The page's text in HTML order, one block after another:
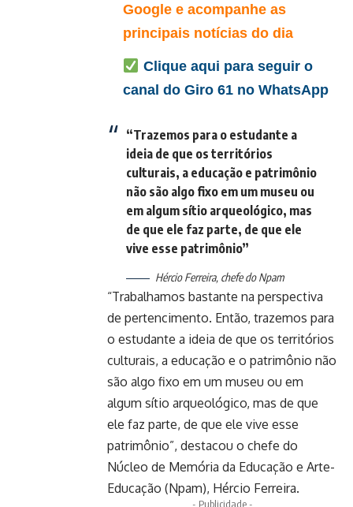
Google e acompanhe as
principais notícias do dia
Clique aqui para seguir o
canal do Giro 61 no WhatsApp
“Trazemos para o estudante a
ideia de que os territórios
culturais, a educação e patrimônio
não são algo fixo em um museu ou
em algum sítio arqueológico, mas
de que ele faz parte, de que ele
vive esse patrimônio”
Hércio Ferreira, chefe do Npam
“Trabalhamos bastante na perspectiva
de pertencimento. Então, trazemos para
o estudante a ideia de que os territórios
culturais, a educação e o patrimônio não
são algo fixo em um museu ou em
algum sítio arqueológico, mas de que
ele faz parte, de que ele vive esse
patrimônio”, destacou o chefe do
Núcleo de Memória da Educação e Arte-
Educação (Npam), Hércio Ferreira.
- Publicidade -